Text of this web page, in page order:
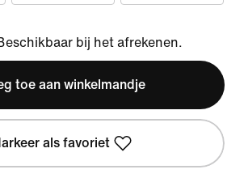
bij het afrekenen.
toe aan winkelmandje
als favoriet